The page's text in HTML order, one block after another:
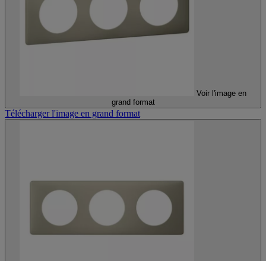
Voir l'image en
grand format
Télécharger l'image en grand format